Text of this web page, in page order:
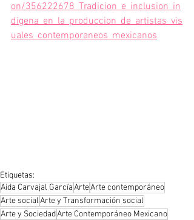
on/356222678_Tradicion_e_inclusion_in
digena_en_la_produccion_de_artistas_vis
uales_contemporaneos_mexicanos
Etiquetas:
Aida Carvajal GarcíaArteArte contemporáneo
Arte socialArte y Transformación social
Arte y SociedadArte Contemporáneo Mexicano